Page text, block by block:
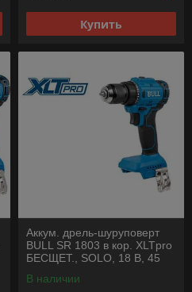
Купить
Аккум. дрель-шуруповерт
BULL SR 1803 в кор. XLTpro
БЕСЩЕТ., SOLO, 18 В, 45
В наличии